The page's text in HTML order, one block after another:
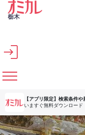
メインコンテンツへスキップ
栃木
【アプリ限定】 検索条件や
いますぐ無料ダウンロード